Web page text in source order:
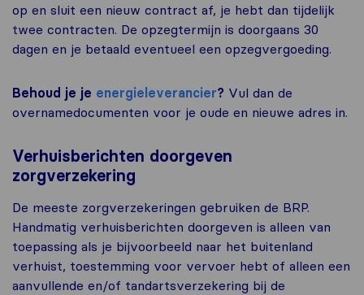
op en sluit een nieuw contract af, je hebt dan tijdelijk
twee contracten. De opzegtermijn is doorgaans 30
dagen en je betaald eventueel een opzegvergoeding.
Behoud je je energieleverancier? Vul dan de
overnamedocumenten voor je oude en nieuwe adres in.
Verhuisberichten doorgeven
zorgverzekering
De meeste zorgverzekeringen gebruiken de BRP.
Handmatig verhuisberichten doorgeven is alleen van
toepassing als je bijvoorbeeld naar het buitenland
verhuist, toestemming voor vervoer hebt of alleen een
aanvullende en/of tandartsverzekering bij de